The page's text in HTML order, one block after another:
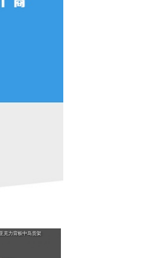
克力背板中岛货架